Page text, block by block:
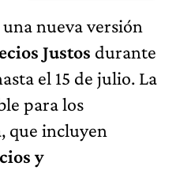
nueva versión
Justos durante
el 15 de julio. La
para los
que incluyen
y